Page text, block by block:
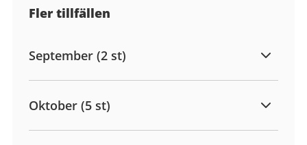
Fler tillfällen
September (2 st)
Oktober (5 st)